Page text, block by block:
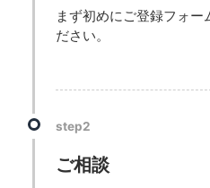
まず初めにご登録フォー
ださい。
step2
ご相談